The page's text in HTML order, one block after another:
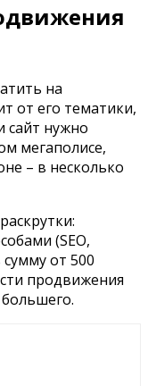
на
от его тематики,
сайт нужно
мегаполисе,
– в несколько
(SEO,
от 500
продвижения
большего.